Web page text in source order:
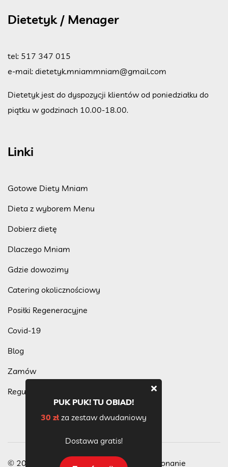
Dietetyk / Menager
tel: 517 347 015
e-mail: dietetyk.mniammniam@gmail.com
Dietetyk jest do dyspozycji klientów od poniedziałku do
piątku w godzinach 10.00-18.00.
Linki
Gotowe Diety Mniam
Dieta z wyborem Menu
Dobierz dietę
Dlaczego Mniam
Gdzie dowozimy
Catering okolicznościowy
Posiłki Regeneracyjne
Covid-19
Blog
Zamów
Regulamin programu lojalnościowego
© 2023 Wszelkie Prawa Zastrzeżone, wykonanie
PUK PUK! TU OBIAD!
30 zł za zestaw dwudaniowy
Dostawa gratis!